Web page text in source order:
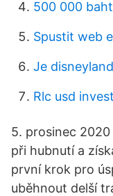
500 000
Spustit web
Je
Rlc usd
5. prosinec
při hubnutí a
první krok pro
uběhnout delší